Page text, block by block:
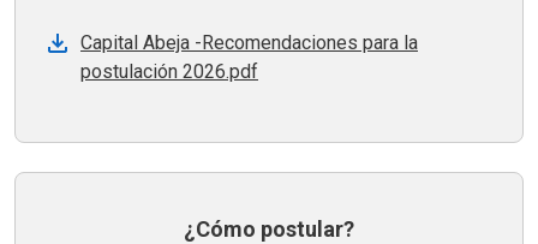
Capital Abeja -Recomendaciones para la
postulación 2026.pdf
¿Cómo postular?